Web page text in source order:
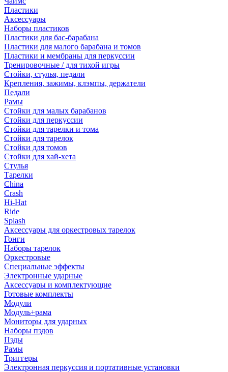
Пластики
Аксессуары
Наборы пластиков
Пластики для бас-барабана
Пластики для малого барабана и томов
Пластики и мембраны для перкуссии
Тренировочные / для тихой игры
Стойки, стулья, педали
Крепления, зажимы, клэмпы, держатели
Педали
Рамы
Стойки для малых барабанов
Стойки для перкуссии
Стойки для тарелки и тома
Стойки для тарелок
Стойки для томов
Стойки для хай-хета
Стулья
Тарелки
China
Crash
Hi-Hat
Ride
Splash
Аксессуары для оркестровых тарелок
Гонги
Наборы тарелок
Оркестровые
Специальные эффекты
Электронные ударные
Аксессуары и комплектующие
Готовые комплекты
Модули
Модуль+рама
Мониторы для ударных
Наборы пэдов
Пэды
Рамы
Триггеры
Электронная перкуссия и портативные установки